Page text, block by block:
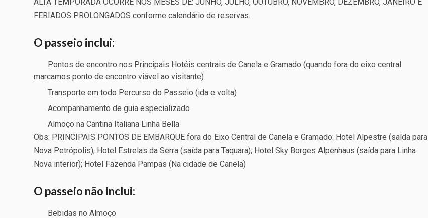
ALTA TEMPORADA OCORRE NOS MESES DE: JUNHO, JULHO, OUTUBRO, NOVEMBRO, DEZEMBRO, JANEIRO E
FERIADOS PROLONGADOS conforme calendário de reservas.
O passeio inclui:
Pontos de encontro nos Principais Hotéis centrais de Canela e Gramado (quando fora do eixo central
marcamos ponto de encontro viável ao visitante)
Transporte em todo Percurso do Passeio (ida e volta)
Acompanhamento de guia especializado
Almoço na Cantina Italiana Linha Bella
Obs: PRINCIPAIS PONTOS DE EMBARQUE fora do Eixo Central de Canela e Gramado: Hotel Alpestre (saída para
Nova Petrópolis); Hotel Estrelas da Serra (saída para Taquara); Hotel Sky Borges Alpenhaus (saída para Linha
Nova interior); Hotel Fazenda Pampas (Na cidade de Canela)
O passeio não inclui:
Bebidas no Almoço